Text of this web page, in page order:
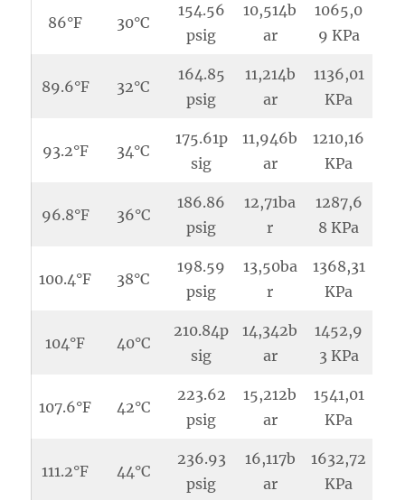
86°F 30°C
154.56
psig
10,514b
ar
1065,0
9 KPa
89.6°F 32°C
164.85
psig
11,214b
ar
1136,01
KPa
93.2°F 34°C
175.61p
sig
11,946b
ar
1210,16
KPa
96.8°F 36°C
186.86
psig
12,71ba
r
1287,6
8 KPa
100.4°F 38°C
198.59
psig
13,50ba
r
1368,31
KPa
104°F 40°C
210.84p
sig
14,342b
ar
1452,9
3 KPa
107.6°F 42°C
223.62
psig
15,212b
ar
1541,01
KPa
111.2°F 44°C
236.93
psig
16,117b
ar
1632,72
KPa